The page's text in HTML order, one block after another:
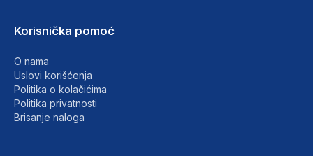
Korisnička pomoć
O nama
Uslovi korišćenja
Politika o kolačićima
Politika privatnosti
Brisanje naloga